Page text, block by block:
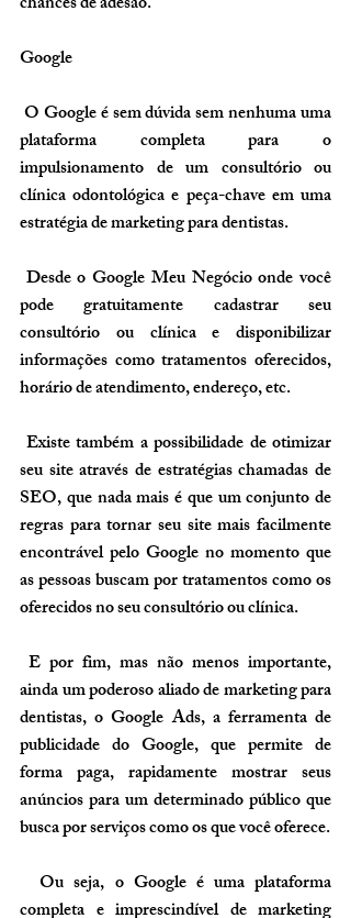
Google
plataforma completa para o
impulsionamento de um consultório ou
clínica odontológica e peça-chave em uma
estratégia de marketing para dentistas.
pode gratuitamente cadastrar seu
consultório ou clínica e disponibilizar
informações como tratamentos oferecidos,
horário de atendimento, endereço, etc.
seu site através de estratégias chamadas de
SEO, que nada mais é que um conjunto de
regras para tornar seu site mais facilmente
encontrável pelo Google no momento que
as pessoas buscam por tratamentos como os
oferecidos no seu consultório ou clínica.
ainda um poderoso aliado de marketing para
dentistas, o Google Ads, a ferramenta de
publicidade do Google, que permite de
forma paga, rapidamente mostrar seus
anúncios para um determinado público que
busca por serviços como os que você oferece.
  Ou seja, o Google é uma plataforma